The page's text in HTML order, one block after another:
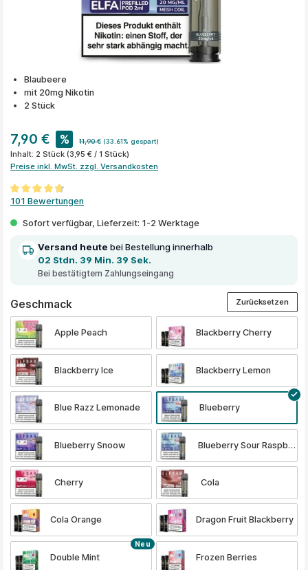
Blaubeere
mit 20mg Nikotin
2 Stück
7,90 € % 11,90 € (33.61% gespart)
Inhalt: 2 Stück (3,95 € / 1 Stück)
Preise inkl. MwSt. zzgl. Versandkosten
Durchschnittliche Bewertung von 4.7 von 5 Sternen
101 Bewertungen
Sofort verfügbar, Lieferzeit: 1-2 Werktage
Versand heute bei Bestellung innerhalb
02 Stdn. 39 Min. 39 Sek.
Bei bestätigtem Zahlungseingang
Geschmackauswählen
Apple Peach Blackberry Cherry
Blackberry Ice Blackberry Lemon
Blue Razz Lemonade Blueberry
Blueberry Snoow Blueberry Sour Raspberry
Cherry Cola
Cola Orange Dragon Fruit Blackberry
Double Mint
Neu
Frozen Berries
Zurücksetzen